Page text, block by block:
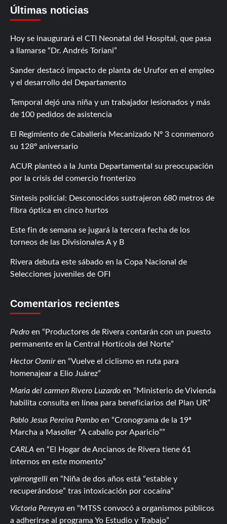
Últimas noticias
Hoy se inaugurará el CTI Neonatal del Hospital, que pasa
a llamarse “Dr. Andrés Toriani”
Sander destacó impacto de planta de Urufor en el empleo
y el desarrollo del Departamento
Temporal dejó una niña y un trabajador lesionados y más
de 100 pedidos de asistencia
El Regimiento de Caballería Mecanizado Nº 3 conmemoró
su 128º aniversario
ACUR planteó a la Junta Departamental su preocupación
por la crisis del comercio fronterizo
Síntesis policial: Desconocidos sustrajeron 680 metros de
fibra óptica en cinco hurtos
Este fin de semana se jugará la tercera fecha de los
torneos de las Divisionales A y B
Rivera debuta este sábado en la Copa Nacional de
Selecciones juveniles de OFI
Comentarios recientes
Pedro en
Productores de Rivera contarán con un puesto
permanente en la Central Hortícola del Norte
Hector Osmiren
Vuelve el ciclismo en ruta para
homenajear a Elio Juárez
Maria del carmen Rivero Luzardo en
Ministerio de Vivienda
habilita consulta en línea para beneficiarios del Plan UR
Pablo Jesus Pereira Pombo en
Cronograma de la 19ª
Marcha a Masoller “A caballo por Aparicio”
CARLA en
El Hogar de Ancianos de Rivera tiene 61
internos en este momento
vpirrongelli en
Niña de dos años está “estable y
recuperándose” tras intoxicación por cocaína
Victoria Pereyra en
MTSS convocó a organismos públicos
a adherirse al programa Yo Estudio y Trabajo